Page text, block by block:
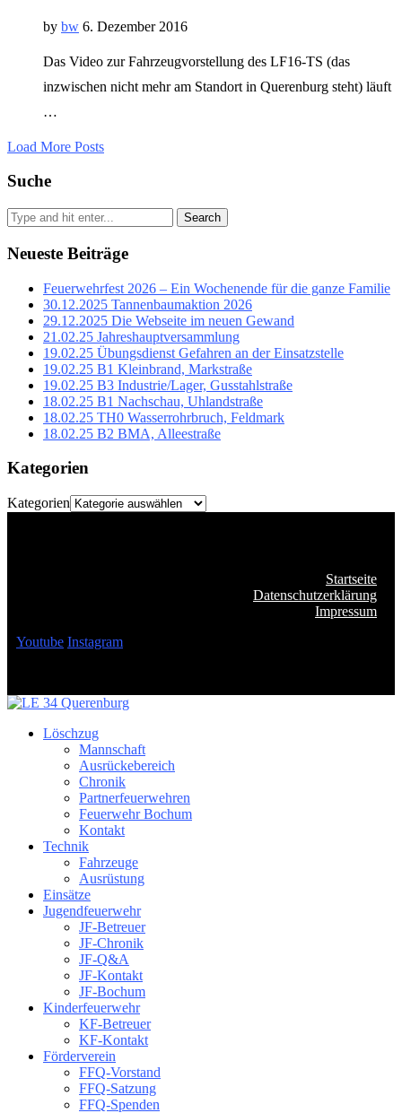
by bw 6. Dezember 2016
Das Video zur Fahrzeugvorstellung des LF16-TS (das
inzwischen nicht mehr am Standort in Querenburg steht) läuft
…
Load More Posts
Suche
Search
Neueste Beiträge
Feuerwehrfest 2026 – Ein Wochenende für die ganze Familie
30.12.2025 Tannenbaumaktion 2026
29.12.2025 Die Webseite im neuen Gewand
21.02.25 Jahreshauptversammlung
19.02.25 Übungsdienst Gefahren an der Einsatzstelle
19.02.25 B1 Kleinbrand, Markstraße
19.02.25 B3 Industrie/Lager, Gusstahlstraße
18.02.25 B1 Nachschau, Uhlandstraße
18.02.25 TH0 Wasserrohrbruch, Feldmark
18.02.25 B2 BMA, Alleestraße
Kategorien
Kategorien
Startseite
Datenschutzerklärung
Impressum
Youtube Instagram
Löschzug
Mannschaft
Ausrückebereich
Chronik
Partnerfeuerwehren
Feuerwehr Bochum
Kontakt
Technik
Fahrzeuge
Ausrüstung
Einsätze
Jugendfeuerwehr
JF-Betreuer
JF-Chronik
JF-Q&A
JF-Kontakt
JF-Bochum
Kinderfeuerwehr
KF-Betreuer
KF-Kontakt
Förderverein
FFQ-Vorstand
FFQ-Satzung
FFQ-Spenden